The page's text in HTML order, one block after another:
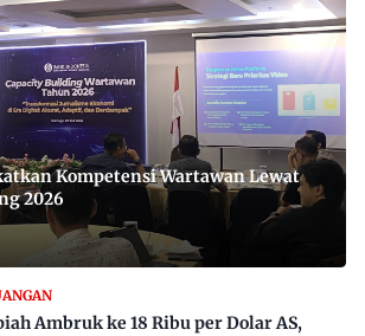
Kompetensi Wartawan Lewat
2026
Ambruk ke 18 Ribu per Dolar AS,